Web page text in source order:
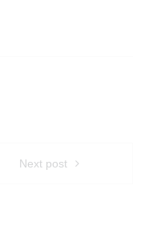
Next post